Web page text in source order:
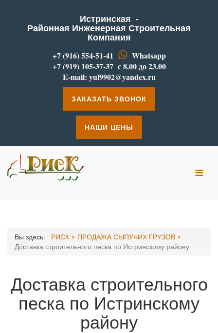
Истринская -
Районная Инженерная Строительная
Компания
+7 (916) 554-51-41
Whatsapp
+7 (919) 105-37-37 с 8.00 до 23.00
E-mail: yul9902@yandex.ru
ЗАКАЗАТЬ ЗВОНОК
НАШИ ЦЕНЫ
≡
Вы здесь: РИСК
ПРОДАЖА СЫПУЧИХ ГРУЗОВ
Доставка строительного песка по Истринскому району
Доставка строительного
песка по Истринскому
району